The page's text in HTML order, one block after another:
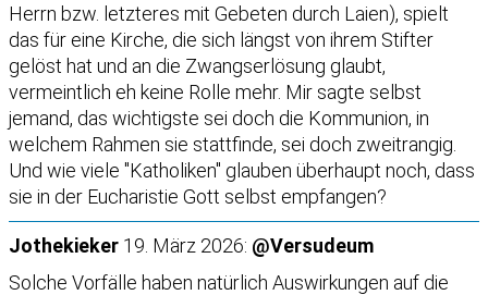
Herrn bzw. letzteres mit Gebeten durch Laien), spielt
das für eine Kirche, die sich längst von ihrem Stifter
gelöst hat und an die Zwangserlösung glaubt,
vermeintlich eh keine Rolle mehr. Mir sagte selbst
jemand, das wichtigste sei doch die Kommunion, in
welchem Rahmen sie stattfinde, sei doch zweitrangig.
Und wie viele "Katholiken" glauben überhaupt noch, dass
sie in der Eucharistie Gott selbst empfangen?
Jothekieker 19. März 2026: @Versudeum
Solche Vorfälle haben natürlich Auswirkungen auf die